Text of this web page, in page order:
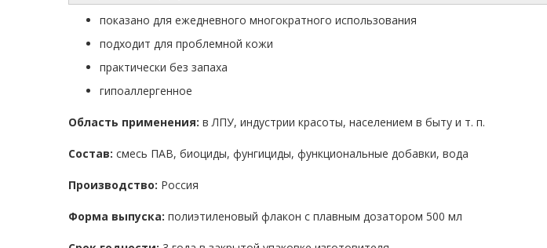
показано для ежедневного многократного использования
подходит для проблемной кожи
практически без запаха
гипоаллергенное
Область применения: в ЛПУ, индустрии красоты, населением в быту и т. п.
Состав: смесь ПАВ, биоциды, фунгициды, функциональные добавки, вода
Производство: Россия
Форма выпуска: полиэтиленовый флакон с плавным дозатором 500 мл